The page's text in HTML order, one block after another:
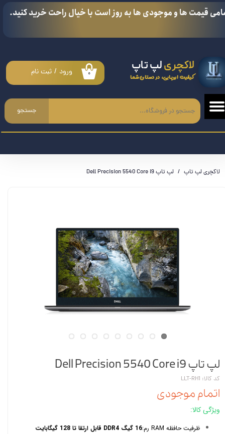
لاکچریلپ تاپ
کیفیت اروپایی، در دستان شما
جستجو
۰ ورود / ثبت نام
حساب کاربری من
سفارشات
خروج از حساب کاربری
قیمت ها و موجودی ها به روز است با خیال راحت خرید کنید.
لاکچری لپ تاپ لپ تاپ Dell Precision 5540 Core i9
لپ تاپ Dell Precision 5540 Core i9
کد کالا: LLT-RH1
اتمام موجودی
ویژگی کالا:
ظرفیت حافظه RAM رم:
16 گیگ DDR4 قابل ارتقا تا 128 گیگابایت